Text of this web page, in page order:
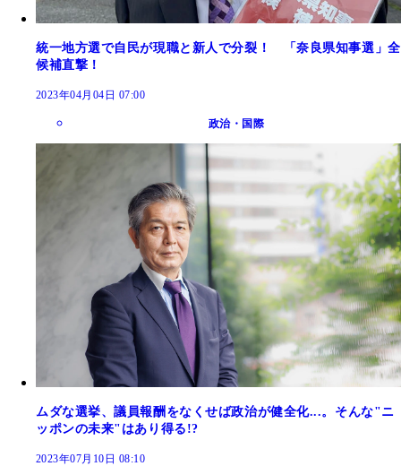
統一地方選で自民が現職と新人で分裂！ 「奈良県知事選」全
候補直撃！
2023年04月04日 07:00
政治・国際
ムダな選挙、議員報酬をなくせば政治が健全化...。そんな"ニ
ッポンの未来"はあり得る!?
2023年07月10日 08:10